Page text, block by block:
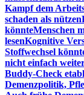
Kampf dem
schaden als nützen
könnteMenschen
lesenKognitive
Stoffwechsel
nicht einfach
Buddy-Check
Demenzpolitik,